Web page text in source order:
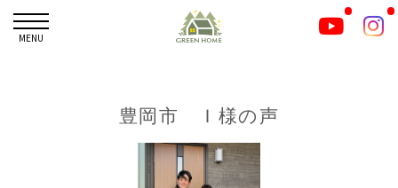
MENU
豊岡市 Ｉ様の声